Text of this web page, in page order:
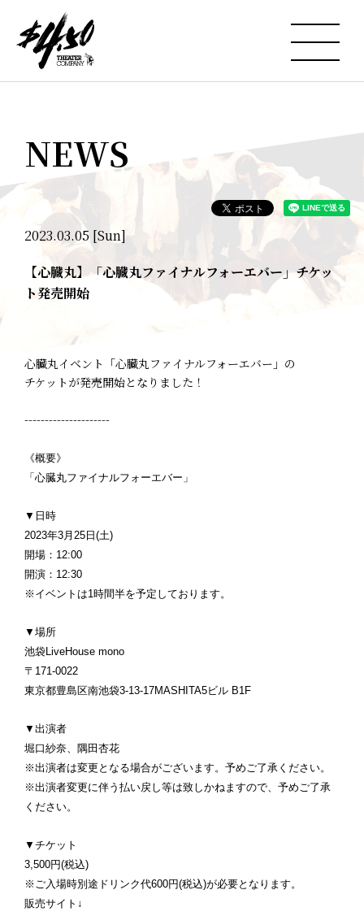
NEWS
2023.03.05 [Sun]
【心臓丸】「心臓丸ファイナルフォーエバー」チケッ
ト発売開始
心臓丸イベント「心臓丸ファイナルフォーエバー」の
チケットが発売開始となりました！
---------------------
《概要》
「心臓丸ファイナルフォーエバー」
▼日時
2023年3月25日(土)
開場：12:00
開演：12:30
※イベントは1時間半を予定しております。
▼場所
池袋LiveHouse mono
〒171-0022
東京都豊島区南池袋3-13-17MASHITA5ビル B1F
▼出演者
堀口紗奈、隅田杏花
※出演者は変更となる場合がございます。予めご了承ください。
※出演者変更に伴う払い戻し等は致しかねますので、予めご了承
ください。
▼チケット
3,500円(税込)
※ご入場時別途ドリンク代600円(税込)が必要となります。
販売サイト↓